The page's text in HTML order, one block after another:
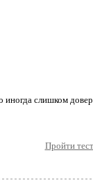
слишком
Пройти